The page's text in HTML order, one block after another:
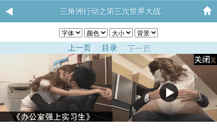
三角洲行动之第三次世界大战
上一页 目录 下一页